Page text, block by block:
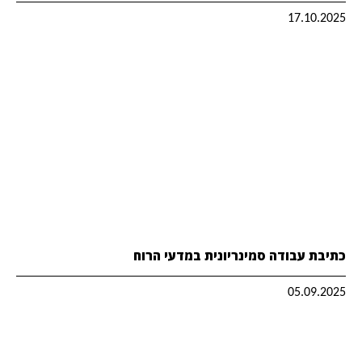
17.10.2025
כתיבת עבודה סמינריונית במדעי הרוח
05.09.2025